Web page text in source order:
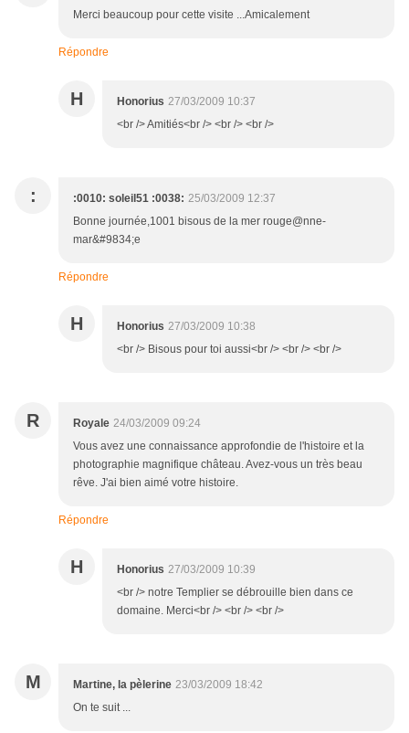
Merci beaucoup pour cette visite ...Amicalement
Répondre
H Honorius 27/03/2009 10:37
<br /> Amitiés<br /> <br /> <br />
: :0010: soleil51 :0038: 25/03/2009 12:37
Bonne journée,1001 bisous de la mer rouge@nne-
mar&#9834;e
Répondre
H Honorius 27/03/2009 10:38
<br /> Bisous pour toi aussi<br /> <br /> <br />
R Royale 24/03/2009 09:24
Vous avez une connaissance approfondie de l'histoire et la
photographie magnifique château. Avez-vous un très beau
rêve. J'ai bien aimé votre histoire.
Répondre
H Honorius 27/03/2009 10:39
<br /> notre Templier se débrouille bien dans ce
domaine. Merci<br /> <br /> <br />
M Martine, la pèlerine 23/03/2009 18:42
On te suit ...